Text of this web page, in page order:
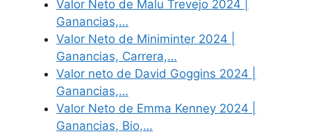
Valor Neto de Malu Trevejo 2024 |
Ganancias,…
Valor Neto de Miniminter 2024 |
Ganancias, Carrera,…
Valor neto de David Goggins 2024 |
Ganancias,…
Valor Neto de Emma Kenney 2024 |
Ganancias, Bio,…